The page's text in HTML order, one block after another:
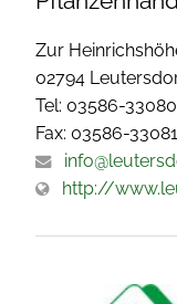
Zur
02794
Tel: 03586-33080
Fax: 03586-
http://